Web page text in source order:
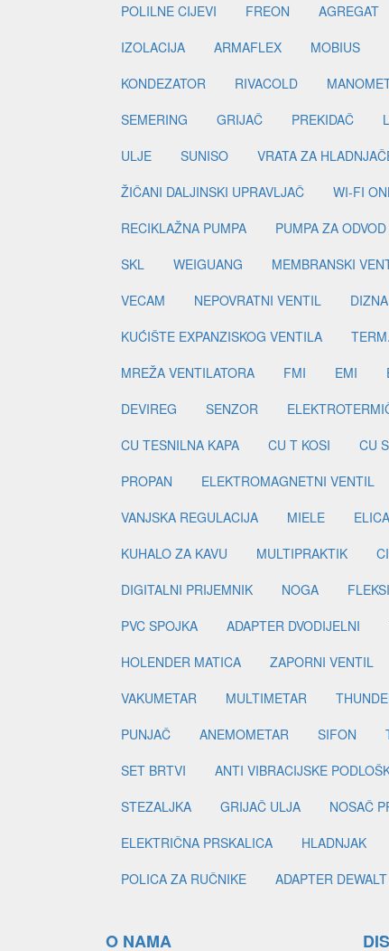
POLILNE CIJEVI
FREON AGREGAT
IZOLACIJA
ARMAFLEX MOBIUS
KONDEZATOR
RIVACOLD
SEMERING
GRIJAČ PREKIDAČ
ULJE
SUNISO VRATA ZA
ŽIČANI DALJINSKI UPRAVLJAČ
WI-FI
RECIKLAŽNA PUMPA
PUMPA ZA
SKL
WEIGUANG MEMBRANSKI
VECAM
NEPOVRATNI VENTIL DIZNA
KUĆIŠTE EXPANZISKOG VENTILA
MREŽA VENTILATORA
FMI EMI
DEVIREG
SENZOR
CU TESNILNA KAPA
CU T KOSI CU
PROPAN
ELEKTROMAGNETNI VENTIL
VANJSKA REGULACIJA
MIELE ELICA
KUHALO ZA KAVU
MULTIPRAKTIK
DIGITALNI PRIJEMNIK
NOGA
PVC SPOJKA
ADAPTER DVODIJELNI
HOLENDER MATICA
ZAPORNI VENTIL
VAKUMETAR
MULTIMETAR
PUNJAČ
ANEMOMETAR SIFON
SET BRTVI
ANTI VIBRACIJSKE
STEZALJKA
GRIJAČ ULJA NOSAČ
ELEKTRIČNA PRSKALICA
HLADNJAK
POLICA ZA RUČNIKE
ADAPTER DEWALT
O NAMA